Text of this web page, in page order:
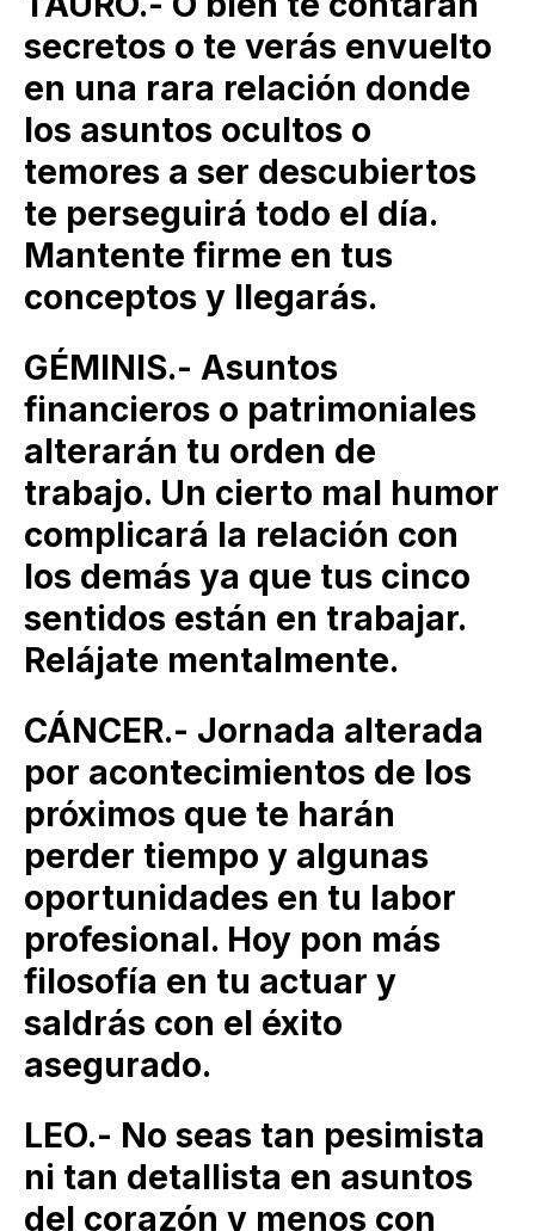
secretos o te verás envuelto
en una rara relación donde
los asuntos ocultos o
temores a ser descubiertos
te perseguirá todo el día.
Mantente firme en tus
conceptos y llegarás.
GÉMINIS.- Asuntos
financieros o patrimoniales
alterarán tu orden de
trabajo. Un cierto mal humor
complicará la relación con
los demás ya que tus cinco
sentidos están en trabajar.
Relájate mentalmente.
CÁNCER.- Jornada alterada
por acontecimientos de los
próximos que te harán
perder tiempo y algunas
oportunidades en tu labor
profesional. Hoy pon más
filosofía en tu actuar y
saldrás con el éxito
asegurado.
LEO.- No seas tan pesimista
ni tan detallista en asuntos
del corazón y menos con